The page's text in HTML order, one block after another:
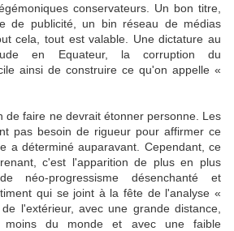
conservateurs. Un bon titre,
de publicité, un bin réseau de médias
cela, tout est valable. Une dictature au
en Equateur, la corruption du
ainsi de construire ce qu'on appelle «
de faire ne devrait étonner personne. Les
pas besoin de rigueur pour affirmer ce
a déterminé auparavant. Cependant, ce
c'est l'apparition de plus en plus
néo-progressisme désenchanté et
qui se joint à la fête de l'analyse «
l'extérieur, avec une grande distance,
du monde et avec une faible